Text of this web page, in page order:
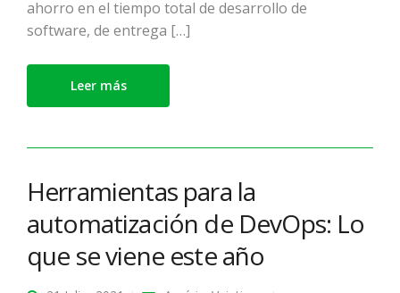
ahorro en el tiempo total de desarrollo de
software, de entrega […]
Leer más
Herramientas para la
automatización de DevOps: Lo
que se viene este año